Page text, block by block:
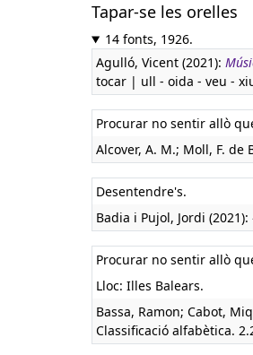
Tapar-se les orelles
14 fonts, 1926.
Agulló, Vicent (2021):
tocar | ull - oida - veu -
Procurar no sentir allò
Alcover, A. M.; Moll, F. de
Desentendre's.
Badia i Pujol, Jordi (2021):
Procurar no sentir allò
Lloc: Illes Balears.
Bassa, Ramon; Cabot,
Classificació alfabètica.